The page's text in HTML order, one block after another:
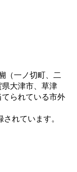
（一ノ切町、二
大津市、草津
てられている市外
れています。